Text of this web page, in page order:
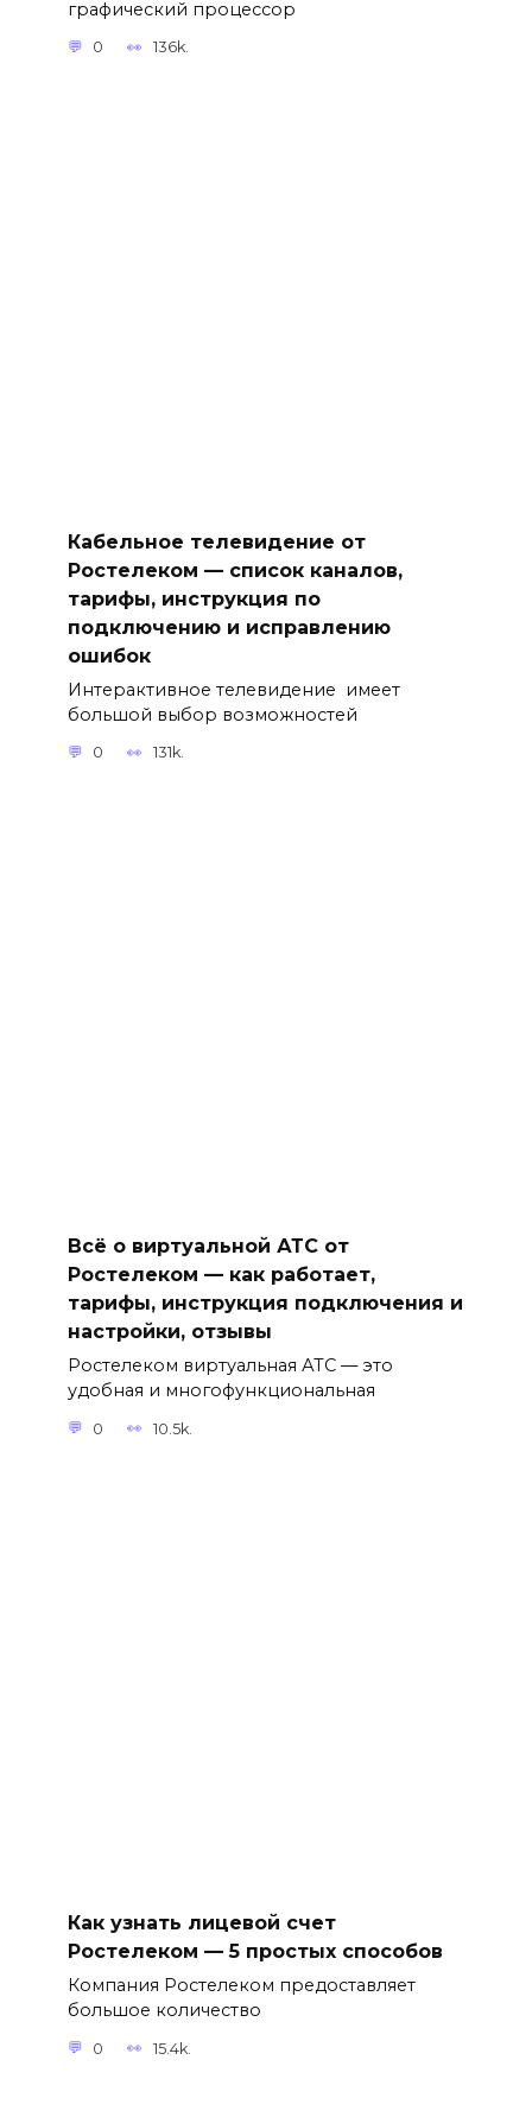
графический процессор
0 136k.
Кабельное телевидение от
Ростелеком — список каналов,
тарифы, инструкция по
подключению и исправлению
ошибок
Интерактивное телевидение имеет
большой выбор возможностей
0 131k.
Всё о виртуальной АТС от
Ростелеком — как работает,
тарифы, инструкция подключения и
настройки, отзывы
Ростелеком виртуальная АТС — это
удобная и многофункциональная
0 10.5k.
Как узнать лицевой счет
Ростелеком — 5 простых способов
Компания Ростелеком предоставляет
большое количество
0 15.4k.